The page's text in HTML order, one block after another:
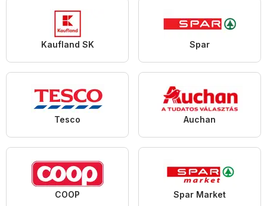
Kaufland SK Spar
Tesco Auchan
COOP Spar Market